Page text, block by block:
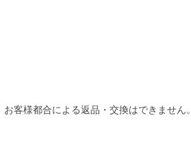
客様都合による返品・交換はできません。